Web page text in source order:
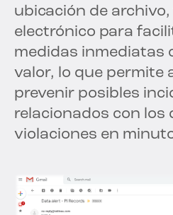
ubicación de
electrónico para
medidas inmediatas
valor, lo que permite
prevenir posibles
relacionados con los
violaciones en